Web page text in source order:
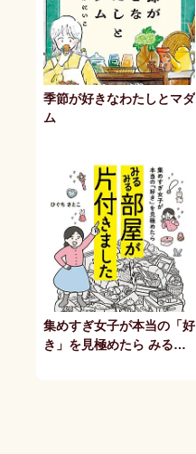
季節が好きなわたしとマダ
ム
集めすぎ女子が本当の「好
き」を見極めたら みるみ